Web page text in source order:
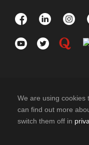
pueda conducir
No pueden ir
10
We are using cookies
can find out more
switch them off in